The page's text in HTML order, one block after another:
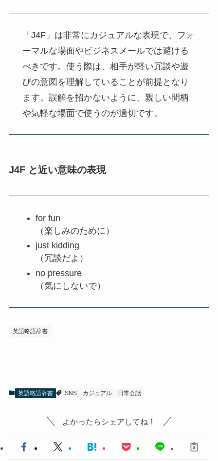
「J4F」は非常にカジュアルな表現で、フォ
ーマルな場面やビジネスメールでは避ける
べきです。使う際は、相手が軽い冗談や遊
びの意図を理解していることが前提となり
ます。誤解を招かないように、親しい間柄
や気軽な場面で使うのが適切です。
J4F と近い意味の表現
for fun
（楽しみのために）
just kidding
（冗談だよ）
no pressure
（気にしないで）
英語略語辞書
英語略語辞書 SNS カジュアル 日常会話
よかったらシェアしてね！